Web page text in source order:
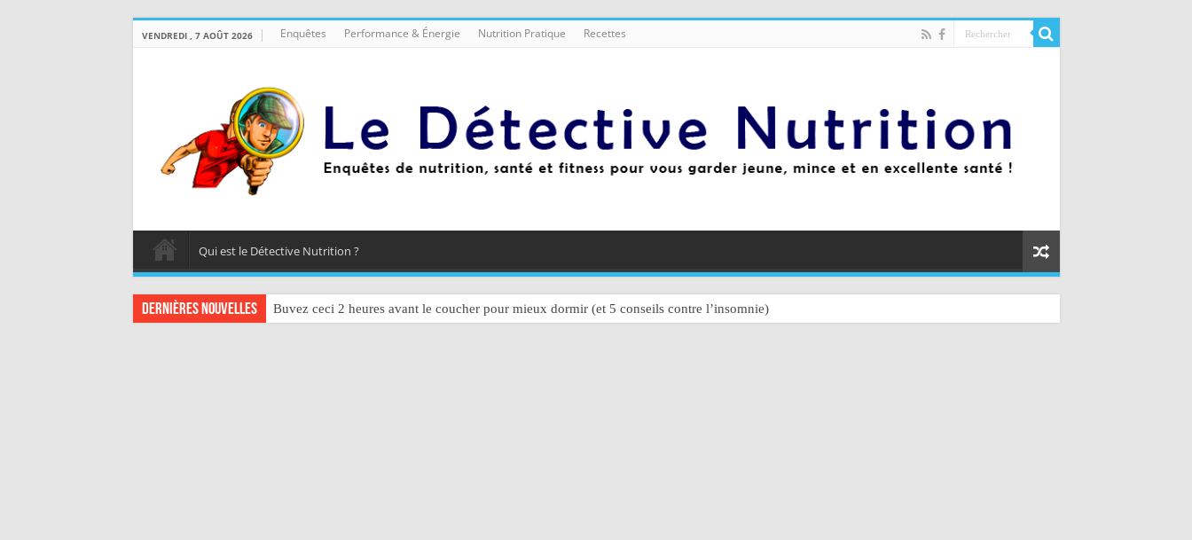
VENDREDI , 7 AOÛT 2026 Enquêtes Performance & Énergie Nutrition Pratique Recettes
Qui est le Détective Nutrition ?
Dernières nouvelles Buvez ceci 2 heures avant le coucher pour mieux dormir (et 5 conseils contre l’insomnie)